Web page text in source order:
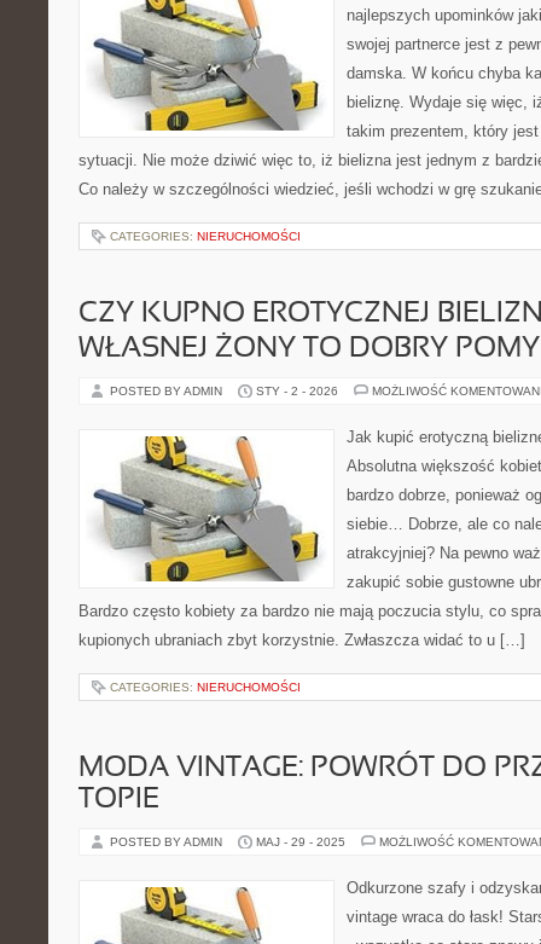
najlepszych upominków
swojej partnerce jest z
damska. W końcu chyba
bieliznę. Wydaje się więc,
takim prezentem, który
sytuacji. Nie może dziwić więc to, iż bielizna jest jednym z
Co należy w szczególności wiedzieć, jeśli wchodzi w grę
CATEGORIES: NIERUCHOMOŚCI
CZY KUPNO EROTYCZNEJ
WŁASNEJ ŻONY TO DOBRY
POSTED BY ADMIN STY - 2 - 2026 MOŻLIWOŚĆ
Jak kupić erotyczną
Absolutna większość
bardzo dobrze, ponieważ
siebie… Dobrze, ale co
atrakcyjniej? Na pewno
zakupić sobie gustowne
Bardzo często kobiety za bardzo nie mają poczucia stylu, co
kupionych ubraniach zbyt korzystnie. Zwłaszcza widać to u […]
CATEGORIES: NIERUCHOMOŚCI
MODA VINTAGE: POWRÓT DO
TOPIE
POSTED BY ADMIN MAJ - 29 - 2025 MOŻLIWOŚĆ
Odkurzone szafy i
vintage wraca do łask!